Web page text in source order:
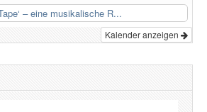
– eine musikalische R...
Kalender anzeigen